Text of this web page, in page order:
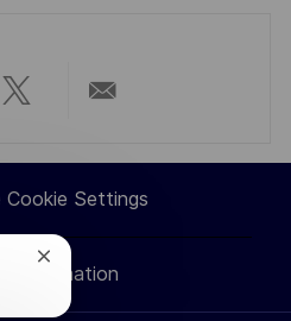
Share
via
twitter
via
email
Cookie Settings
Information
Close
chatbot
notification